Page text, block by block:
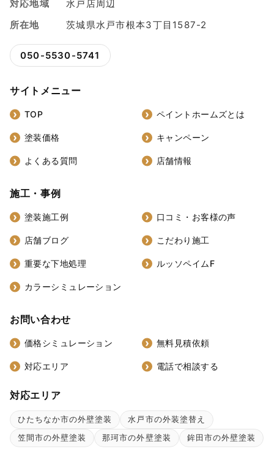
対応地域
水戸店周辺
所在地
茨城県水戸市根本3丁目1587-2
050-5530-5741
サイトメニュー
TOP ペイントホームズとは
塗装価格 キャンペーン
よくある質問 店舗情報
施工・事例
塗装施工例 口コミ・お客様の声
店舗ブログ こだわり施工
重要な下地処理 ルッソペイムF
カラーシミュレーション
お問い合わせ
価格シミュレーション 無料見積依頼
対応エリア 電話で相談する
対応エリア
ひたちなか市の外壁塗装
水戸市の外装塗替え
笠間市の外壁塗装
那珂市の外壁塗装 鉾田市の外壁塗装